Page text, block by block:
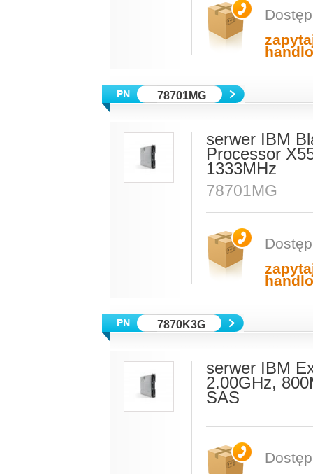
78701MG
serwer IBM
Processor
1333MHz
78701MG
7870K3G
serwer IBM
2.00GHz,
SAS